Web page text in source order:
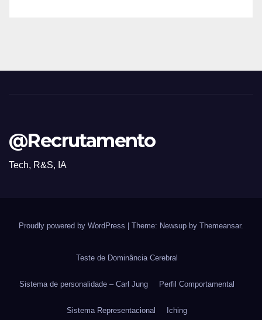
@Recrutamento
Tech, R&S, IA
Proudly powered by WordPress Theme: Newsup by Themeansar.
Teste de Dominância Cerebral
Sistema de personalidade – Carl Jung Perfil Comportamental
Sistema Representacional Iching